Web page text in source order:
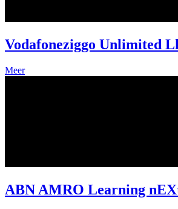
Vodafoneziggo Unlimited
Meer
ABN AMRO Learning